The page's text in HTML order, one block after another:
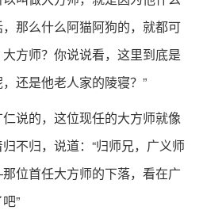
那么什么阿猫阿狗的，就都可
方师？你说说看，这里到底是
还是他老人家的陵寝？”
说的，这位现任的大方师就像
不归，说道：“归师兄，广义师
位首任大方师的下落，看在广
”